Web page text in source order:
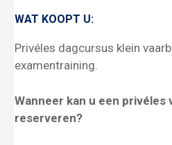
WAT KOOPT U:
Privéles dagcursus klein
examentraining.
Wanneer kan u een privéles
reserveren?